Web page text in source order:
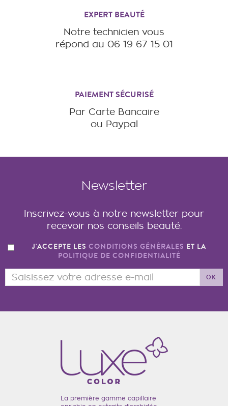
EXPERT BEAUTÉ
Notre technicien vous
répond au 06 19 67 15 01
PAIEMENT SÉCURISÉ
Par Carte Bancaire
ou Paypal
Newsletter
Inscrivez-vous à notre newsletter pour
recevoir nos conseils beauté.
J'ACCEPTE LES CONDITIONS GÉNÉRALES ET LA
POLITIQUE DE CONFIDENTIALITÉ
OK
La première gamme capillaire